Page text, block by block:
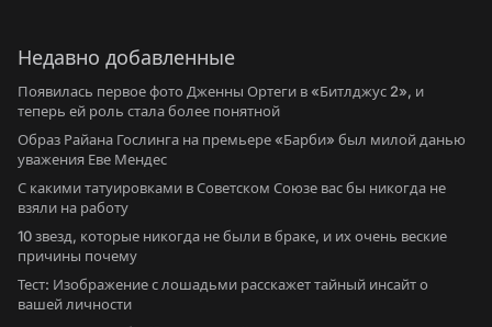
Недавно добавленные
Появилась первое фото Дженны Ортеги в «Битлджус 2», и
теперь ей роль стала более понятной
Образ Райана Гослинга на премьере «Барби» был милой данью
уважения Еве Мендес
С какими татуировками в Советском Союзе вас бы никогда не
взяли на работу
10 звезд, которые никогда не были в браке, и их очень веские
причины почему
Тест: Изображение с лошадьми расскажет тайный инсайт о
вашей личности